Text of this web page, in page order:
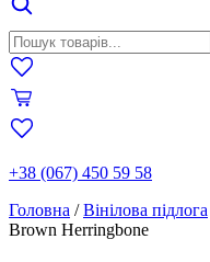
+38 (067) 450 59 58
Головна /Вінілова підлога
Brown Herringbone